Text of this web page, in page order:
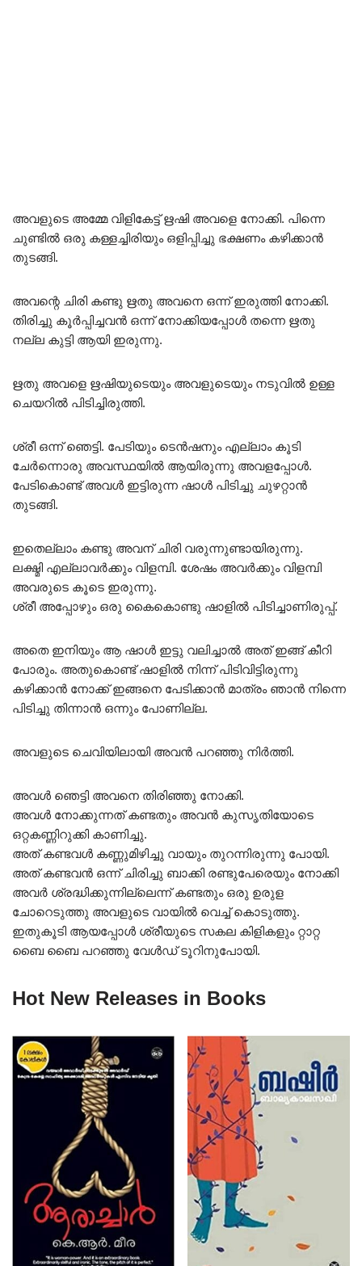
അവളുടെ അമ്മേ വിളികേട്ട് ഋഷി അവളെ നോക്കി. പിന്നെ
ചുണ്ടിൽ ഒരു കള്ളച്ചിരിയും ഒളിപ്പിച്ചു ഭക്ഷണം കഴിക്കാൻ
തുടങ്ങി.
അവന്റെ ചിരി കണ്ടു ഋതു അവനെ ഒന്ന് ഇരുത്തി നോക്കി.
തിരിച്ചു കൂർപ്പിച്ചവൻ ഒന്ന് നോക്കിയപ്പോൾ തന്നെ ഋതു
നല്ല കുട്ടി ആയി ഇരുന്നു.
ഋതു അവളെ ഋഷിയുടെയും അവളുടെയും നടുവിൽ ഉള്ള
ചെയറിൽ പിടിച്ചിരുത്തി.
ശ്രീ ഒന്ന് ഞെട്ടി. പേടിയും ടെൻഷനും എല്ലാം കൂടി
ചേർന്നൊരു അവസ്ഥയിൽ ആയിരുന്നു അവളപ്പോൾ.
പേടികൊണ്ട് അവൾ ഇട്ടിരുന്ന ഷാൾ പിടിച്ചു ചുഴറ്റാൻ
തുടങ്ങി.
ഇതെല്ലാം കണ്ടു അവന് ചിരി വരുന്നുണ്ടായിരുന്നു.
ലക്ഷ്മി എല്ലാവർക്കും വിളമ്പി. ശേഷം അവർക്കും വിളമ്പി
അവരുടെ കൂടെ ഇരുന്നു.
ശ്രീ അപ്പോഴും ഒരു കൈകൊണ്ടു ഷാളിൽ പിടിച്ചാണിരുപ്പ്.
അതെ ഇനിയും ആ ഷാൾ ഇട്ടു വലിച്ചാൽ അത് ഇങ്ങ് കീറി
പോരും. അതുകൊണ്ട് ഷാളിൽ നിന്ന് പിടിവിട്ടിരുന്നു
കഴിക്കാൻ നോക്ക് ഇങ്ങനെ പേടിക്കാൻ മാത്രം ഞാൻ നിന്നെ
പിടിച്ചു തിന്നാൻ ഒന്നും പോണില്ല.
അവളുടെ ചെവിയിലായി അവൻ പറഞ്ഞു നിർത്തി.
അവൾ ഞെട്ടി അവനെ തിരിഞ്ഞു നോക്കി.
അവൾ നോക്കുന്നത് കണ്ടതും അവൻ കുസൃതിയോടെ
ഒറ്റകണ്ണിറുക്കി കാണിച്ചു.
അത് കണ്ടവൾ കണ്ണുമിഴിച്ചു വായും തുറന്നിരുന്നു പോയി.
അത് കണ്ടവൻ ഒന്ന് ചിരിച്ചു ബാക്കി രണ്ടുപേരെയും നോക്കി
അവർ ശ്രദ്ധിക്കുന്നില്ലെന്ന് കണ്ടതും ഒരു ഉരുള
ചോറെടുത്തു അവളുടെ വായിൽ വെച്ച് കൊടുത്തു.
ഇതുകൂടി ആയപ്പോൾ ശ്രീയുടെ സകല കിളികളും റ്റാറ്റ
ബൈ ബൈ പറഞ്ഞു വേൾഡ് ടൂറിനുപോയി.
Hot New Releases in Books